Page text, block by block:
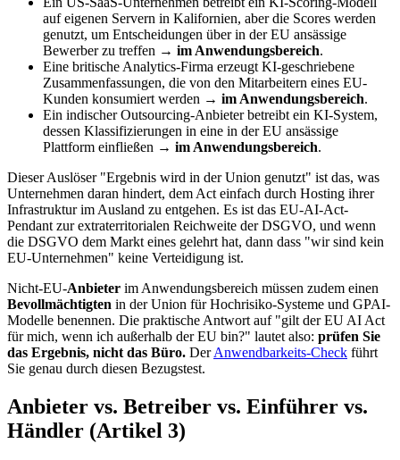
auf eigenen Servern in Kalifornien, aber die Scores werden
genutzt, um Entscheidungen über in der EU ansässige
Bewerber zu treffen → im Anwendungsbereich.
Eine britische Analytics-Firma erzeugt KI-geschriebene
Zusammenfassungen, die von den Mitarbeitern eines EU-
Kunden konsumiert werden → im Anwendungsbereich.
Ein indischer Outsourcing-Anbieter betreibt ein KI-System,
dessen Klassifizierungen in eine in der EU ansässige
Plattform einfließen → im Anwendungsbereich.
Dieser Auslöser "Ergebnis wird in der Union genutzt" ist das, was
Unternehmen daran hindert, dem Act einfach durch Hosting ihrer
Infrastruktur im Ausland zu entgehen. Es ist das EU-AI-Act-
Pendant zur extraterritorialen Reichweite der DSGVO, und wenn
die DSGVO dem Markt eines gelehrt hat, dann dass "wir sind kein
EU-Unternehmen" keine Verteidigung ist.
Nicht-EU-Anbieter im Anwendungsbereich müssen zudem einen
Bevollmächtigten in der Union für Hochrisiko-Systeme und GPAI-
Modelle benennen. Die praktische Antwort auf "gilt der EU AI Act
für mich, wenn ich außerhalb der EU bin?" lautet also: prüfen Sie
das Ergebnis, nicht das Büro. DerAnwendbarkeits-Check führt
Sie genau durch diesen Bezugstest.
Anbieter vs. Betreiber vs. Einführer vs.
Händler (Artikel 3)